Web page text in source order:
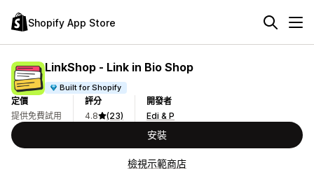
Shopify App Store
LinkShop ‑ Link in Bio Shop
Built for Shopify
定價
提供免費試用
評分
4.8
(23)
開發者
Edi & P
安裝
檢視示範商店